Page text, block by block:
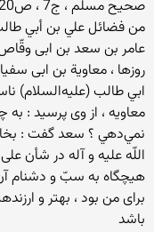
من فضائل علي بن أبي
عامر بن سعد بن ابى
روزها ، معاوية بن ابى
ابي طالب (عليه‌السلام)
معاويه ، از وى پرسيد :
نمي‌دهي ؟ سعد گفت :
اللّه عليه و آله در شأن
هيچگاه به سبّ و دشنام
براى من بود ، بهتر و
باشد